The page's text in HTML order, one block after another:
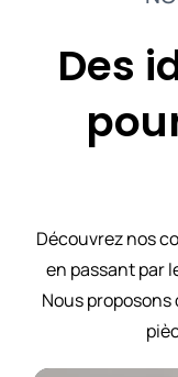
Des
Découvrez nos
en passant par
Nous